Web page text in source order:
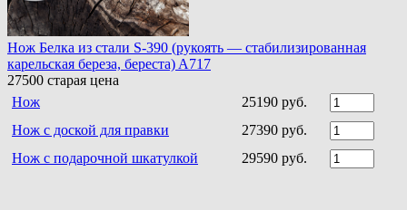
Нож Белка из стали S-390 (рукоять — стабилизированная
карельская береза, береста) A717
27500 старая цена
Нож
25190 руб.
Нож с доской для правки
27390 руб.
Нож с подарочной шкатулкой
29590 руб.